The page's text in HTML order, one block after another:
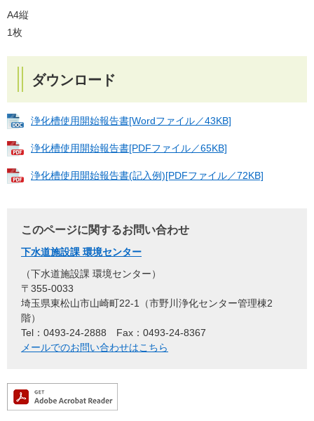
A4縦
1枚
ダウンロード
浄化槽使用開始報告書[Wordファイル／43KB]
浄化槽使用開始報告書[PDFファイル／65KB]
浄化槽使用開始報告書(記入例)[PDFファイル／72KB]
このページに関するお問い合わせ
下水道施設課 環境センター
下水道施設課 環境センター
〒355-0033
埼玉県東松山市山崎町22-1（市野川浄化センター管理棟2
階）
Tel：0493-24-2888
Fax：0493-24-8367
メールでのお問い合わせはこちら